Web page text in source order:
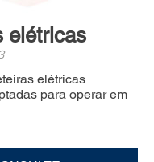
elétricas
elétricas
para operar em